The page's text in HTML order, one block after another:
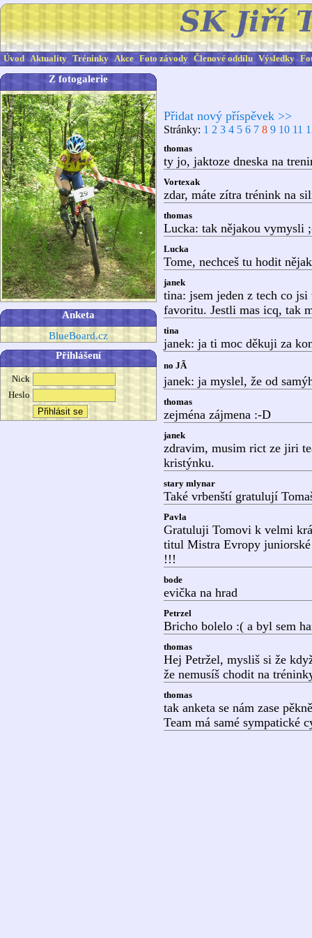
Úvod Aktuality Tréninky Akce Foto závody Členové oddílu Výsledky
Z fotogalerie
Anketa
BlueBoard.cz
Přihlášení
Nick
Heslo
Přidat nový příspěvek >>
Stránky: 1 2 3 4 5 6 7 8 9 10 11
thomas
ty jo, jaktoze dneska na
Vortexak
zdar, máte zítra trénink na
thomas
Lucka: tak nějakou vymysli
Lucka
Tome, nechceš tu hodit
janek
tina: jsem jeden z tech co
favoritu. Jestli mas icq, tak
tina
janek: ja ti moc děkuji za
no JÃ
janek: ja myslel, že od
thomas
zejména zájmena :-D
janek
zdravim, musim rict ze jiri
kristýnku.
stary mlynar
Také vrbenští gratulují
Pavla
Gratuluji Tomovi k velmi
titul Mistra Evropy
!!!
bode
evička na hrad
Petrzel
Bricho bolelo :( a byl sem
thomas
Hej Petržel, mysliš si že
že nemusíš chodit na
thomas
tak anketa se nám zase
Team má samé sympatické